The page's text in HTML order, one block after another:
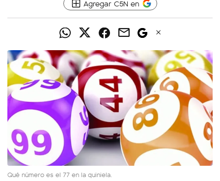
Agregar C5N en
Qué número es el 77 en la quiniela.